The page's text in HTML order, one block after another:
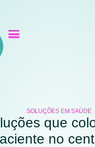
SOLUÇÕES EM SAÚDE
que
no